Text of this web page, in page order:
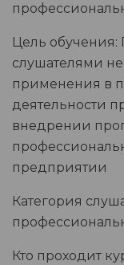
Цель
слушателями
применения в
деятельности
внедрении
предприятии
Категория
Кто проходит